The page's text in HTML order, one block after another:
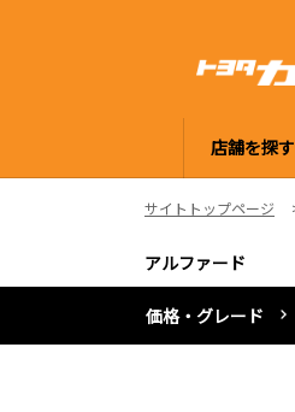
店舗を探す
サイトトップページ
アルファード
価格・グレード